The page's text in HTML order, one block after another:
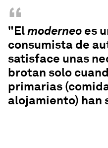
“
"Elmoderneo es
consumista de
satisface unas
brotan solo
primarias
alojamiento) han